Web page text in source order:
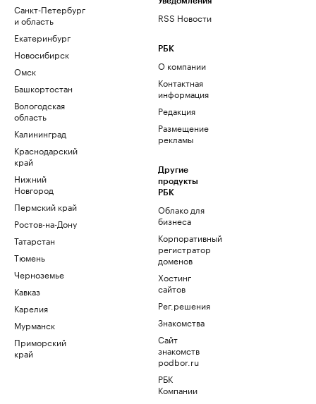
Санкт-Петербург
и область
Екатеринбург
Новосибирск
Омск
Башкортостан
Вологодская
область
Калининград
Краснодарский
край
Нижний
Новгород
Пермский край
Ростов-на-Дону
Татарстан
Тюмень
Черноземье
Кавказ
Карелия
Мурманск
Приморский
край
RSS Новости
РБК
О компании
Контактная
информация
Редакция
Размещение
рекламы
Другие
продукты
РБК
Облако для
бизнеса
Корпоративный
регистратор
доменов
Хостинг
сайтов
Рег.решения
Знакомства
Сайт
знакомств
podbor.ru
РБК
Компании